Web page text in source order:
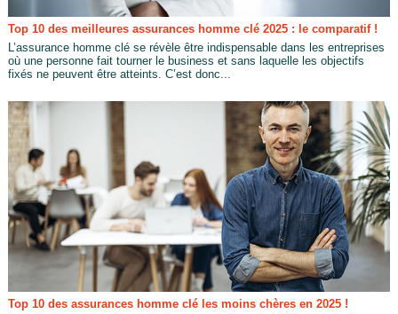
Top 10 des meilleures assurances homme clé 2025 : le comparatif !
L’assurance homme clé se révèle être indispensable dans les entreprises
où une personne fait tourner le business et sans laquelle les objectifs
fixés ne peuvent être atteints. C’est donc...
Top 10 des assurances homme clé les moins chères en 2025 !